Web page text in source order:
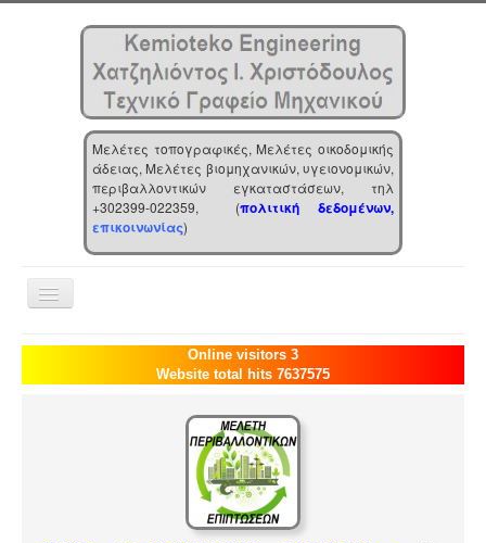
Μελέτες τοπογραφικές, Μελέτες οικοδομικής
άδειας, Μελέτες βιομηχανικών, υγειονομικών,
περιβαλλοντικών εγκαταστάσεων, τηλ
+302399-022359, (πολιτική δεδομένων,
επικοινωνίας)
Toggle
Navigation
Αρχική
Επιχείρηση
Online visitors 3
Website total hits 7637575